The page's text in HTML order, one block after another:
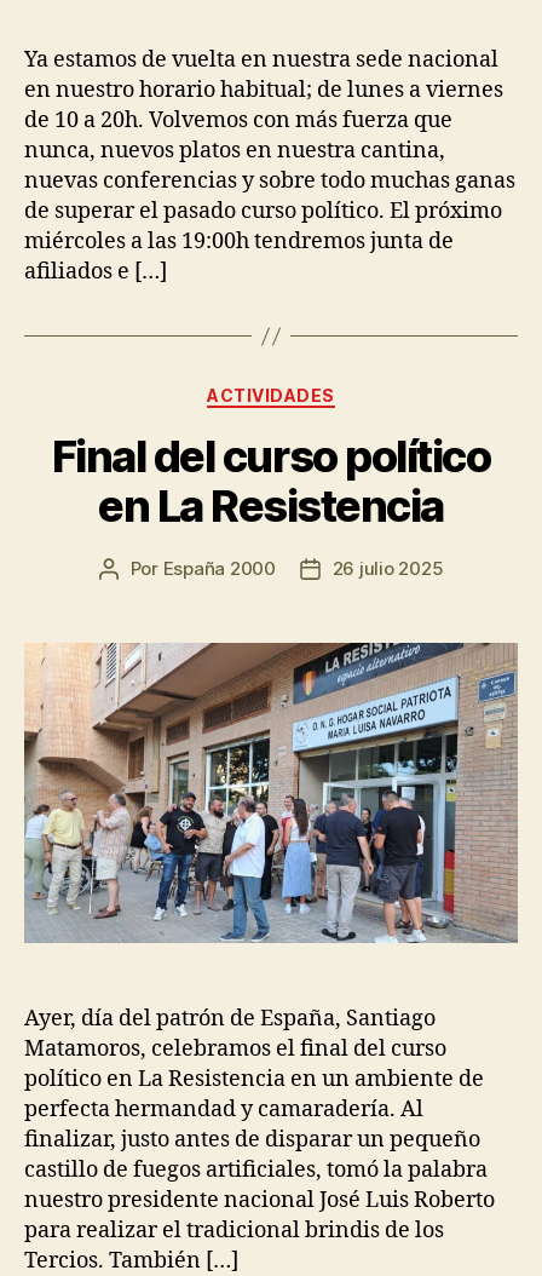
Ya estamos de vuelta en nuestra sede nacional
en nuestro horario habitual; de lunes a viernes
de 10 a 20h. Volvemos con más fuerza que
nunca, nuevos platos en nuestra cantina,
nuevas conferencias y sobre todo muchas ganas
de superar el pasado curso político. El próximo
miércoles a las 19:00h tendremos junta de
afiliados e […]
ACTIVIDADES
Final del curso político
en La Resistencia
Por España 2000 26 julio 2025
Ayer, día del patrón de España, Santiago
Matamoros, celebramos el final del curso
político en La Resistencia en un ambiente de
perfecta hermandad y camaradería. Al
finalizar, justo antes de disparar un pequeño
castillo de fuegos artificiales, tomó la palabra
nuestro presidente nacional José Luis Roberto
para realizar el tradicional brindis de los
Tercios. También […]